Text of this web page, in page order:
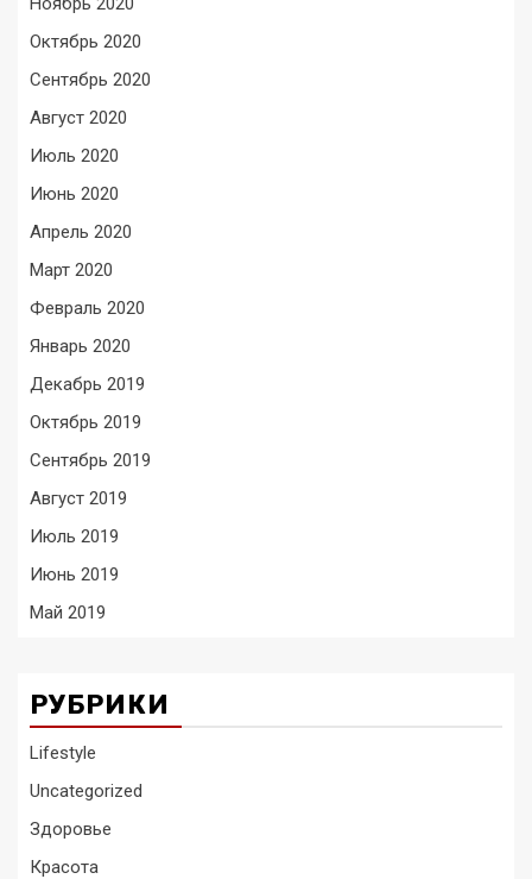
Октябрь 2020
Сентябрь 2020
Август 2020
Июль 2020
Июнь 2020
Апрель 2020
Март 2020
Февраль 2020
Январь 2020
Декабрь 2019
Октябрь 2019
Сентябрь 2019
Август 2019
Июль 2019
Июнь 2019
Май 2019
РУБРИКИ
Lifestyle
Uncategorized
Здоровье
Красота